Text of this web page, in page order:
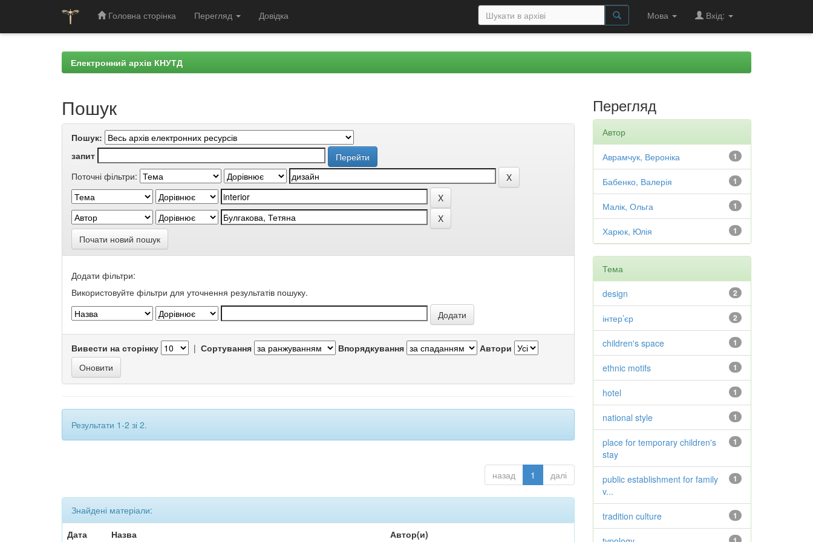
Головна сторінка Перегляд Довідка Мова Вхід:
Електронний архів КНУТД
Пошук
Пошук:
запит
Поточні фільтри:
Почати новий пошук
Додати фільтри:
Використовуйте фільтри для уточнення результатів пошуку.
Вивести на сторінку | Сортування Впорядкування Автори
Результати 1-2 зі 2.
назад 1 далі
Знайдені матеріали:
Дата
Назва Автор(и)
Перегляд
Автор
1
Аврамчук, Вероніка
1
Бабенко, Валерія
1
Малік, Ольга
1
Харюк, Юлія
Тема
2
design
2
інтер’єр
1
children's space
1
ethnic motifs
1
hotel
1
national style
1
place for temporary children's
stay
1
public establishment for family
v...
1
tradition culture